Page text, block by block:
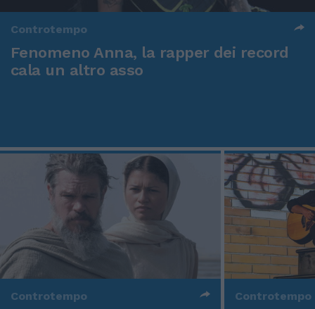
Controtempo
Fenomeno Anna, la rapper dei record
cala un altro asso
Controtempo Controtempo